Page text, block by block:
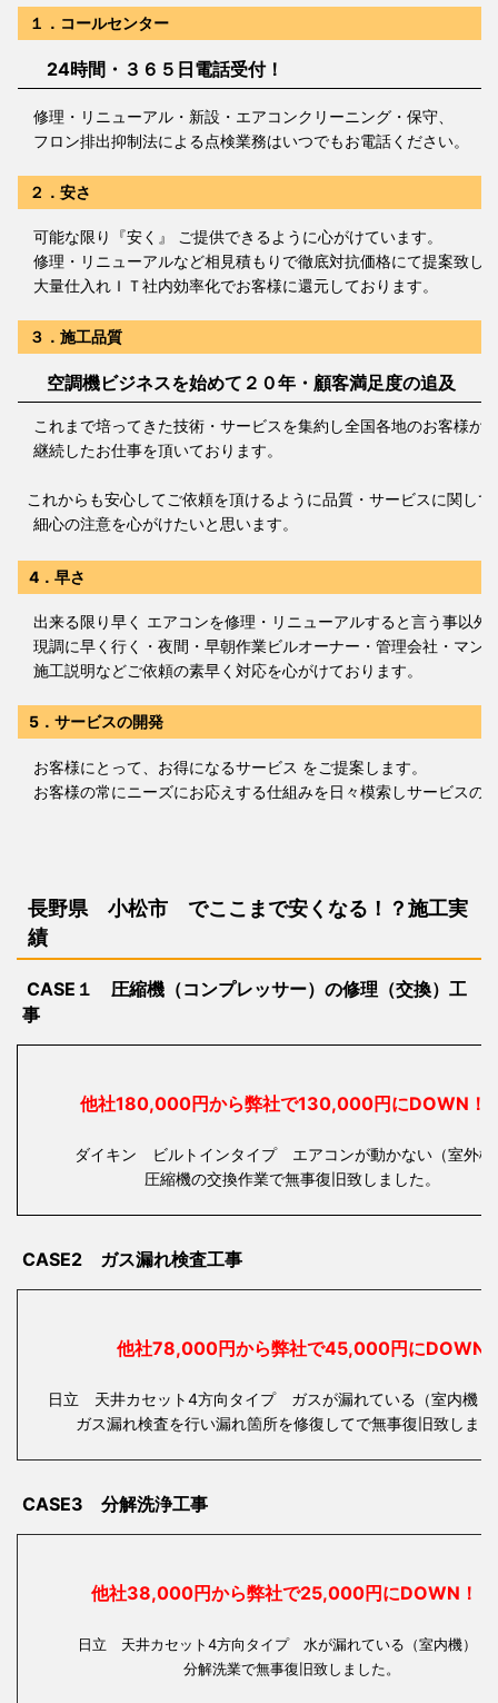
１．コールセンター
24時間・３６５日電話受付！
修理・リニューアル・新設・エアコンクリーニング・保守、
フロン排出抑制法による点検業務はいつでもお電話ください。
２．安さ
可能な限り『安く』 ご提供できるように心がけています。
修理・リニューアルなど相見積もりで徹底対抗価格にて提案致し
大量仕入れＩＴ社内効率化でお客様に還元しております。
３．施工品質
空調機ビジネスを始めて２０年・顧客満足度の追及
これまで培ってきた技術・サービスを集約し全国各地のお客様か
継続したお仕事を頂いております。
これからも安心してご依頼を頂けるように品質・サービスに関して
細心の注意を心がけたいと思います。
4．早さ
出来る限り早く エアコンを修理・リニューアルすると言う事以外
現調に早く行く・夜間・早朝作業ビルオーナー・管理会社・マン
施工説明などご依頼の素早く対応を心がけております。
5．サービスの開発
お客様にとって、お得になるサービス をご提案します。
お客様の常にニーズにお応えする仕組みを日々模索しサービスの
長野県 小松市 でここまで安くなる！？施工実
績
CASE１ 圧縮機（コンプレッサー）の修理（交換）工
事
他社180,000円から弊社で130,000円に
ダイキン ビルトインタイプ エアコンが動かない（室外機
圧縮機の交換作業で無事復旧致しました。
CASE2 ガス漏れ検査工事
他社78,000円から弊社で45,000円にDOWN
日立 天井カセット4方向タイプ ガスが漏れている（室内機・
ガス漏れ検査を行い漏れ箇所を修復してで無事復旧致しま
CASE3 分解洗浄工事
他社38,000円から弊社で25,000円にDOWN！
日立 天井カセット4方向タイプ 水が漏れている（室内
分解洗業で無事復旧致しました。